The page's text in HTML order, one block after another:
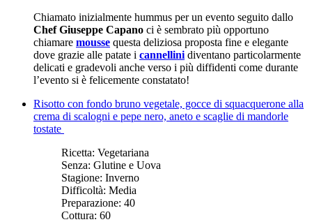
Chiamato inizialmente hummus per un evento seguito dallo
Chef Giuseppe Capano ci è sembrato più opportuno
chiamare mousse questa deliziosa proposta fine e elegante
dove grazie alle patate i cannellini diventano particolarmente
delicati e gradevoli anche verso i più diffidenti come durante
l’evento si è felicemente constatato!
Risotto con fondo bruno vegetale, gocce di squacquerone alla
crema di scalogni e pepe nero, aneto e scaglie di mandorle
tostate
Ricetta: Vegetariana
Senza: Glutine e Uova
Stagione: Inverno
Difficoltà: Media
Preparazione: 40
Cottura: 60